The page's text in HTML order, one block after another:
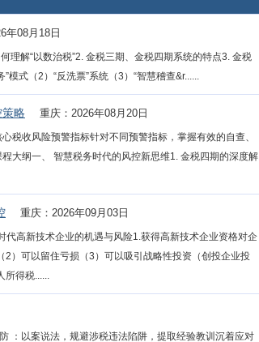
年08月18日
理解“以数治税”2. 金税三期、金税四期系统的特点3. 金税
式（2）“反洗票”系统（3）“智慧稽查&r......
策略 重庆：2026年08月20日
税收风险预警指标针对不同预警指标，掌握有效的自查、
大纲一、 智慧税务时代的风控新思维1. 金税四期的深度解
重庆：2026年09月03日
代高新技术企业的机遇与风险1.获得高新技术企业资格对企
）可以留住亏损（3）可以吸引战略性投资（创投企业投
所得税......
：以案说法，规避涉税违法陷阱，提取经验教训沉着应对